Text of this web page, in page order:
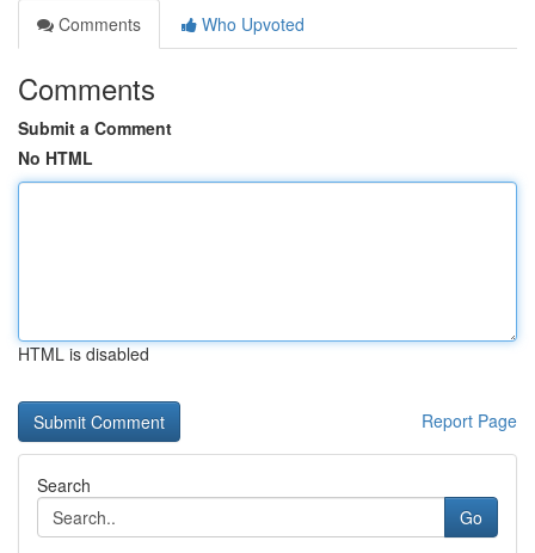
Comments
Who Upvoted
Comments
Submit a Comment
No HTML
HTML is disabled
Report Page
Search
Go